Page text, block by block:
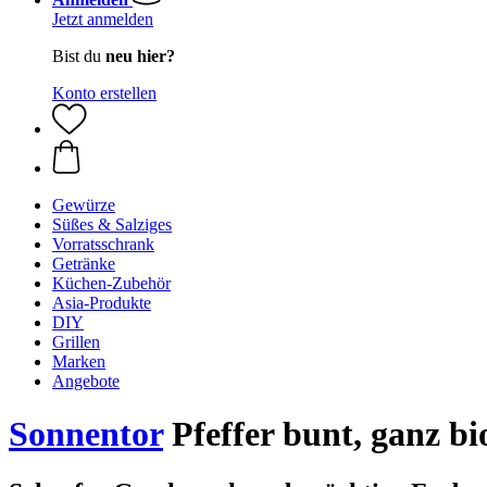
Jetzt anmelden
Bist du neu hier?
Konto erstellen
Gewürze
Süßes & Salziges
Vorratsschrank
Getränke
Küchen-Zubehör
Asia-Produkte
DIY
Grillen
Marken
Angebote
SonnentorPfeffer bunt, ganz